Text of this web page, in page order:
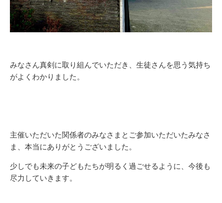
みなさん真剣に取り組んでいただき、生徒さんを思う気持ち
がよくわかりました。
主催いただいた関係者のみなさまとご参加いただいたみなさ
ま、本当にありがとうございました。
少しでも未来の子どもたちが明るく過ごせるように、今後も
尽力していきます。